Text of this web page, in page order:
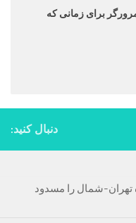
برای زمانی که
دنبال کنید:
تهران-شمال را مسدود